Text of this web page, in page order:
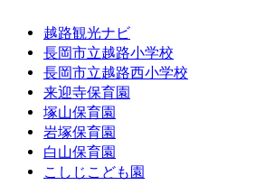
越路観光ナビ
長岡市立越路小学校
長岡市立越路西小学校
来迎寺保育園
塚山保育園
岩塚保育園
白山保育園
こしじこども園